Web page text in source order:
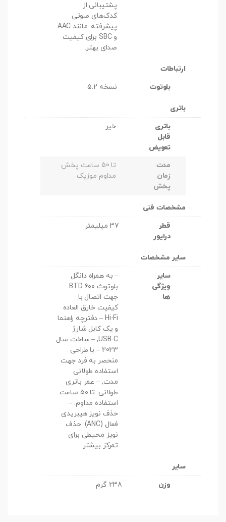
پشتیبانی از
کدک‌های صوتی
پیشرفته: مانند AAC
و SBC برای کیفیت
صدای بهتر.
ارتباطات
بلوتوث
نسخه 5.2
باتری
باتری
قابل
تعویض
خیر
مدت
زمان
پخش
تا 50 ساعت پخش
مداوم موزیک
مشخصات فنی
قطر
درایور
37 میلیمتر
سایر مشخصات
سایر
ویژگی
ها
– به همراه دانگل
بلوتوث BTD ۶۰۰
جهت اتصال با
کیفیت خارق العاده
Hi-Fi – دفترچه راهنما
و یک کابل شارژ
USB-C, – ساخت سال
2023 – با طراحی
منحصر به فرد جهت
استفاده طولانی
مدت, – عمر باتری
طولانی: تا ۵۰ ساعت
استفاده مداوم. –
حذف نویز هیبریدی
فعال (ANC): حذف
نویز محیطی برای
تمرکز بیشتر.
سایر
وزن
238 گرم